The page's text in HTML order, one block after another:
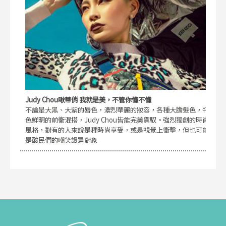
Judy Chou啾蒂俏 我就是美，不管你懂不懂
不論是大黑、大紫的唇色，濃烈華麗的妝容，各種大膽髮色，特
色鮮明的前衛混搭，Judy Chou皆能完美駕馭。強烈獨創的時尚
風格，對有的人來說是種時尚享受，或是視覺上衝擊，但也可能
是酸民們的嘲笑謾罵對象